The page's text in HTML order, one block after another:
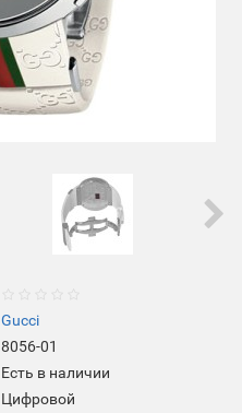
Gucci
8056-01
Есть в наличии
Цифровой